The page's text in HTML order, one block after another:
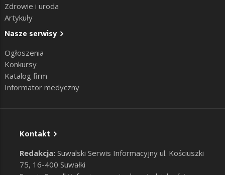
Zdrowie i uroda
Artykuły
Nasze serwisy
Ogłoszenia
Konkursy
Katalog firm
Informator medyczny
Kontakt
Redakcja: Suwalski Serwis Informacyjny ul. Kościuszki
75, 16-400 Suwałki